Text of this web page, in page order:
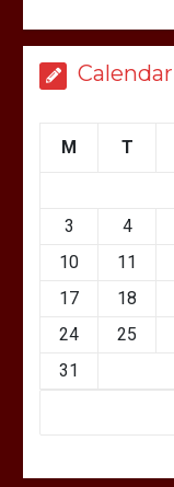
Calendar
M T
3
4
10
11
17
18
24
25
31